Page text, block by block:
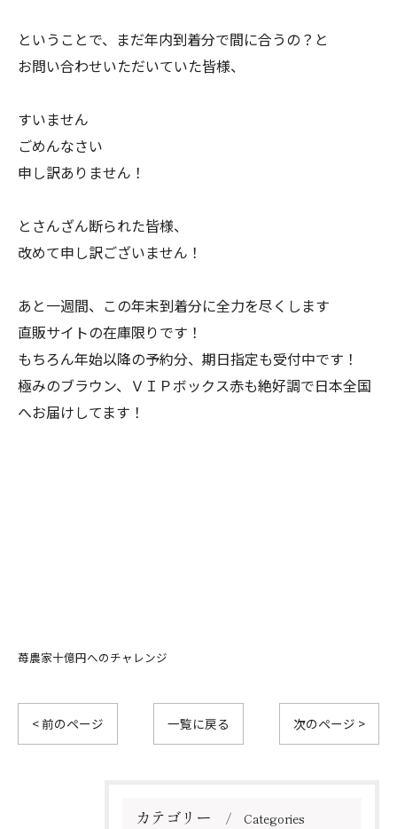
ということで、まだ年内到着分で間に合うの？と
お問い合わせいただいていた皆様、
すいません
ごめんなさい
申し訳ありません！
とさんざん断られた皆様、
改めて申し訳ございません！
あと一週間、この年末到着分に全力を尽くします
直販サイトの在庫限りです！
もちろん年始以降の予約分、期日指定も受付中です！
極みのブラウン、ＶＩＰボックス赤も絶好調で日本全国
へお届けしてます！
苺農家十億円へのチャレンジ
< 前のページ 一覧に戻る 次のページ >
カテゴリー Categories